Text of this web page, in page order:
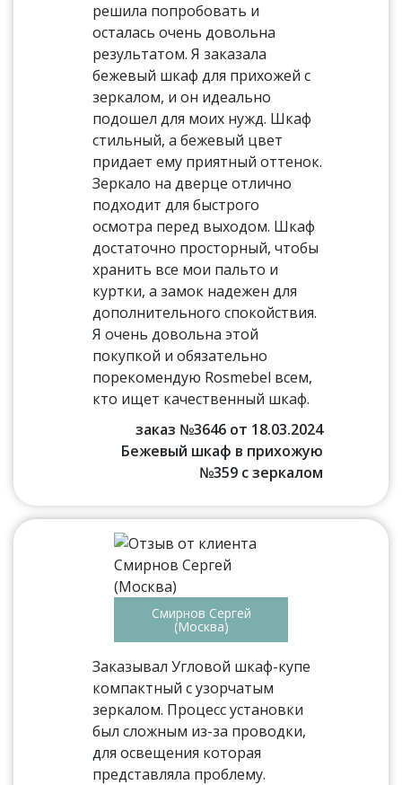
решила попробовать и
осталась очень довольна
результатом. Я заказала
бежевый шкаф для прихожей с
зеркалом, и он идеально
подошел для моих нужд. Шкаф
стильный, а бежевый цвет
придает ему приятный оттенок.
Зеркало на дверце отлично
подходит для быстрого
осмотра перед выходом. Шкаф
достаточно просторный, чтобы
хранить все мои пальто и
куртки, а замок надежен для
дополнительного спокойствия.
Я очень довольна этой
покупкой и обязательно
порекомендую Rosmebel всем,
кто ищет качественный шкаф.
заказ №3646 от 18.03.2024
Бежевый шкаф в прихожую
№359 с зеркалом
Смирнов Сергей
(Москва)
Заказывал Угловой шкаф-купе
компактный с узорчатым
зеркалом. Процесс установки
был сложным из-за проводки,
для освещения которая
представляла проблему.